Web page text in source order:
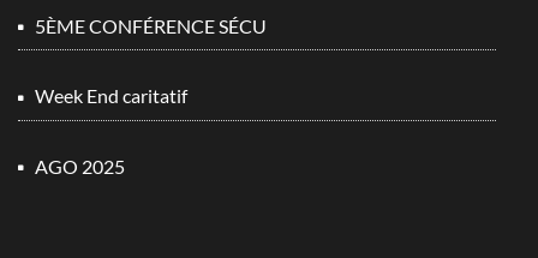
5ÈME CONFÉRENCE SÉCU
Week End caritatif
AGO 2025